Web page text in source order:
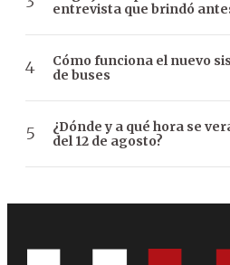
entrevista que brindó
Cómo funciona el nuevo
de buses
¿Dónde y a qué hora se
del 12 de agosto?